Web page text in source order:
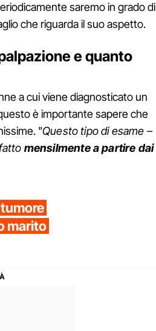
saremo in grado di
che riguarda il suo aspetto.
e quanto
a cui viene diagnosticato un
è importante sapere che
"Questo tipo di esame –
mensilmente a partire dai
marito